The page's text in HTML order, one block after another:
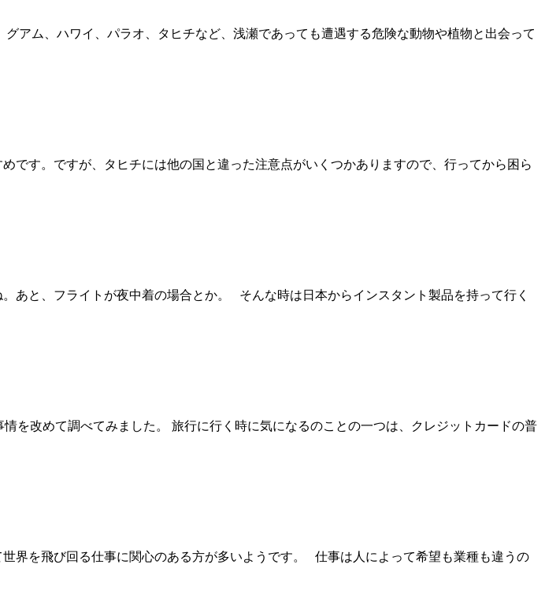
アム、ハワイ、パラオ、タヒチなど、浅瀬であっても遭遇する危険な動物や植物と出会って
です。ですが、タヒチには他の国と違った注意点がいくつかありますので、行ってから困ら
あと、フライトが夜中着の場合とか。 そんな時は日本からインスタント製品を持って行く
を改めて調べてみました。 旅行に行く時に気になるのことの一つは、クレジットカードの普
界を飛び回る仕事に関心のある方が多いようです。 仕事は人によって希望も業種も違うの